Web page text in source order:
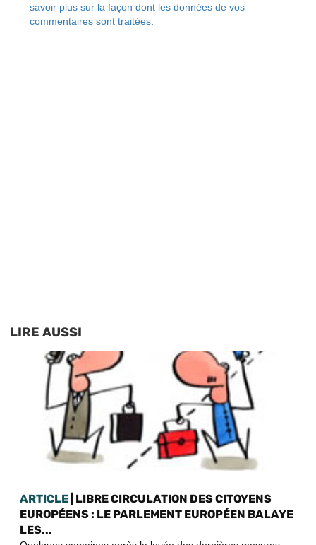
savoir plus sur la façon dont les données de vos
commentaires sont traitées
LIRE AUSSI
ARTICLE | LIBRE CIRCULATION DES CITOYENS
EUROPÉENS : LE PARLEMENT EUROPÉEN BALAYE
LES...